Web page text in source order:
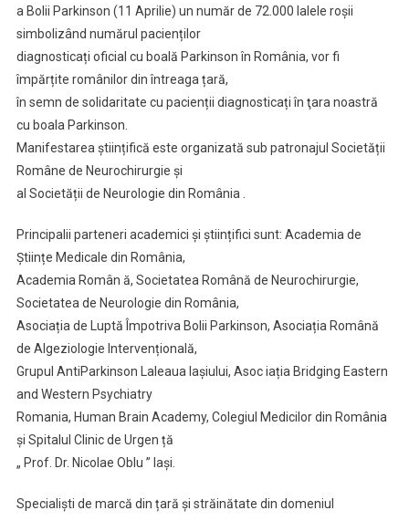
a Bolii Parkinson (11 Aprilie) un număr de 72.000 lalele roșii
simbolizând numărul pacienților
diagnosticați oficial cu boală Parkinson în România, vor fi
împărțite românilor din întreaga țară,
în semn de solidaritate cu pacienții diagnosticați în ţara noastră
cu boala Parkinson.
Manifestarea științifică este organizată sub patronajul Societății
Române de Neurochirurgie și
al Societății de Neurologie din România .
Principalii parteneri academici și științifici sunt: Academia de
Științe Medicale din România,
Academia Român ă, Societatea Română de Neurochirurgie,
Societatea de Neurologie din România,
Asociația de Luptă Împotriva Bolii Parkinson, Asociația Română
de Algeziologie Intervențională,
Grupul AntiParkinson Laleaua Iașiului, Asoc iația Bridging Eastern
and Western Psychiatry
Romania, Human Brain Academy, Colegiul Medicilor din România
și Spitalul Clinic de Urgen ță
„ Prof. Dr. Nicolae Oblu ” Iași.
Specialiști de marcă din țară și străinătate din domeniul